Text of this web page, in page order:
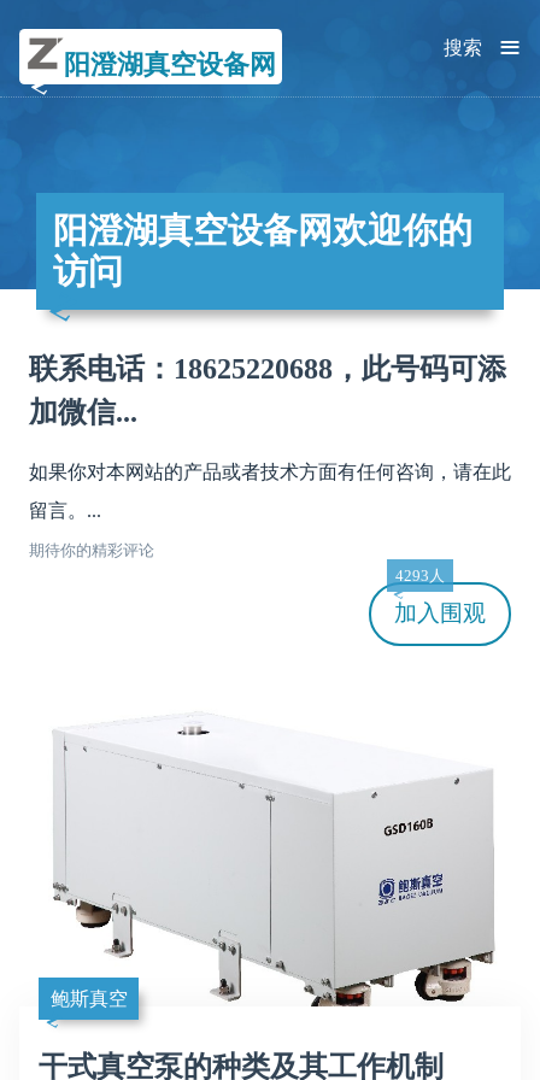
阳澄湖真空设备网 ≡
搜索
阳澄湖真空设备网欢迎你的
访问
联系电话：18625220688，此号码可添
加微信...
如果你对本网站的产品或者技术方面有任何咨询，请在此
留言。...
期待你的精彩评论
加入
4293人
围观
鲍斯真空
干式真空泵的种类及其工作机制